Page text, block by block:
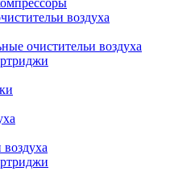
воздуха
очистительи воздуха